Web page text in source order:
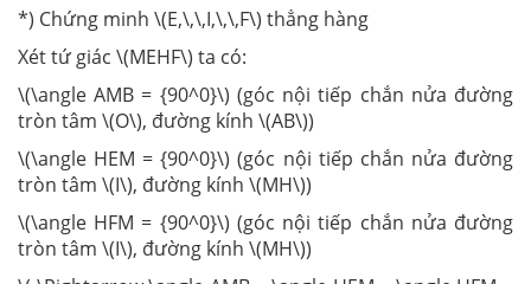
*) Chứng minh \(E,\,\,I,\,\,F\) thẳng hàng
Xét tứ giác \(MEHF\) ta có:
\(\angle AMB = {90^0}\) (góc nội tiếp chắn nửa đường
tròn tâm \(O\), đường kính \(AB\))
\(\angle HEM = {90^0}\) (góc nội tiếp chắn nửa đường
tròn tâm \(I\), đường kính \(MH\))
\(\angle HFM = {90^0}\) (góc nội tiếp chắn nửa đường
tròn tâm \(I\), đường kính \(MH\))